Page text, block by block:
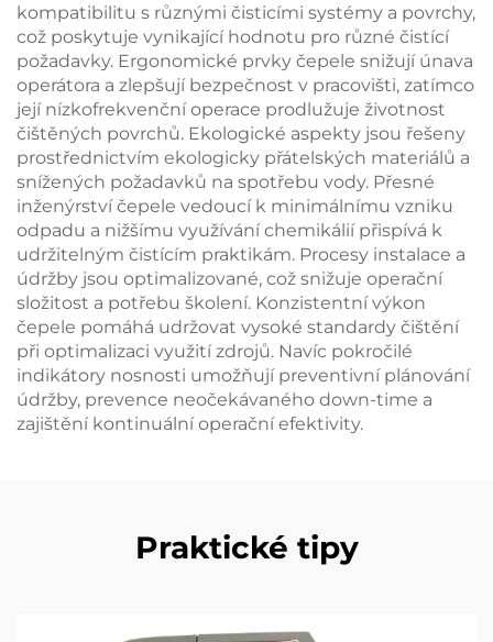
kompatibilitu s různými čisticími systémy a povrchy,
což poskytuje vynikající hodnotu pro různé čistící
požadavky. Ergonomické prvky čepele snižují únava
operátora a zlepšují bezpečnost v pracovišti, zatímco
její nízkofrekvenční operace prodlužuje životnost
čištěných povrchů. Ekologické aspekty jsou řešeny
prostřednictvím ekologicky přátelských materiálů a
snížených požadavků na spotřebu vody. Přesné
inženýrství čepele vedoucí k minimálnímu vzniku
odpadu a nižšímu využívání chemikálií přispívá k
udržitelným čistícím praktikám. Procesy instalace a
údržby jsou optimalizované, což snižuje operační
složitost a potřebu školení. Konzistentní výkon
čepele pomáhá udržovat vysoké standardy čištění
při optimalizaci využití zdrojů. Navíc pokročilé
indikátory nosnosti umožňují preventivní plánování
údržby, prevence neočekávaného down-time a
zajištění kontinuální operační efektivity.
Praktické tipy